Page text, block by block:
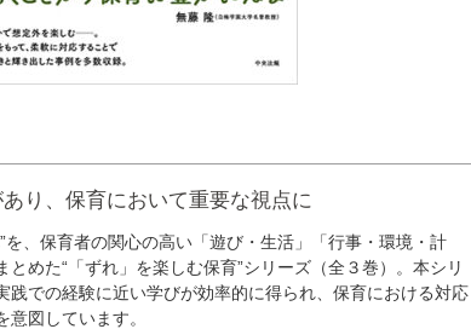
り、保育において重要な視点に
、保育者の関心の高い「遊び・生活」「行事・環境・計
めた“「ずれ」を楽しむ保育”シリーズ（全３巻）。本シリ
践での経験に近い学びが効率的に得られ、保育における対応
図しています。